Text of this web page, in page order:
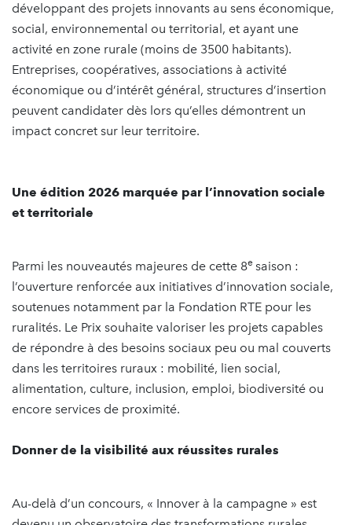
développant des projets innovants au sens économique,
social, environnemental ou territorial, et ayant une
activité en zone rurale (moins de 3500 habitants).
Entreprises, coopératives, associations à activité
économique ou d’intérêt général, structures d’insertion
peuvent candidater dès lors qu’elles démontrent un
impact concret sur leur territoire.
Une édition 2026 marquée par l’innovation sociale
et territoriale
Parmi les nouveautés majeures de cette 8e saison :
l’ouverture renforcée aux initiatives d’innovation sociale,
soutenues notamment par la Fondation RTE pour les
ruralités. Le Prix souhaite valoriser les projets capables
de répondre à des besoins sociaux peu ou mal couverts
dans les territoires ruraux : mobilité, lien social,
alimentation, culture, inclusion, emploi, biodiversité ou
encore services de proximité.
Donner de la visibilité aux réussites rurales
Au-delà d’un concours, « Innover à la campagne » est